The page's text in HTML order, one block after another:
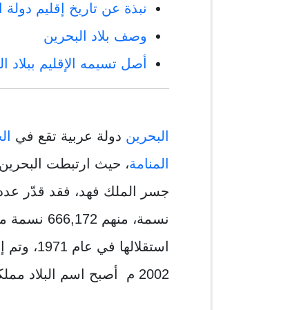
نبذة عن تاريخ إقليم دولة
وصف بلاد البحرين
أصل تسيمه الإقليم ببلاد
البحرين دولة عربية تقع في
المنامة، حيث ارتبطت
نسمة،
2002 م أصبح اسم البلاد مملكة البحرين.